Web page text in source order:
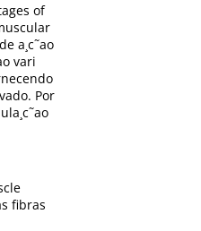
of
a¸c˜ao
vari
Por
fibras